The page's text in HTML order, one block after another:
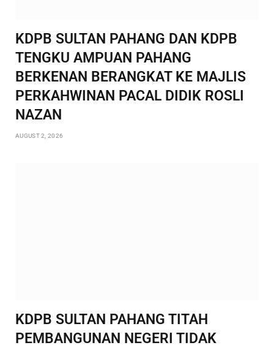
KDPB SULTAN PAHANG DAN KDPB
TENGKU AMPUAN PAHANG
BERKENAN BERANGKAT KE MAJLIS
PERKAHWINAN PACAL DIDIK ROSLI
NAZAN
AUGUST 2, 2026
KDPB SULTAN PAHANG TITAH
PEMBANGUNAN NEGERI TIDAK